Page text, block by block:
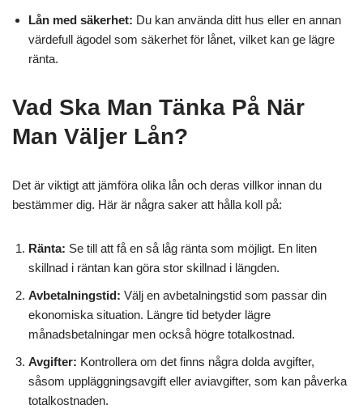
Lån med säkerhet: Du kan använda ditt hus eller en annan
värdefull ägodel som säkerhet för lånet, vilket kan ge lägre
ränta.
Vad Ska Man Tänka På När
Man Väljer Lån?
Det är viktigt att jämföra olika lån och deras villkor innan du
bestämmer dig. Här är några saker att hålla koll på:
Ränta: Se till att få en så låg ränta som möjligt. En liten
skillnad i räntan kan göra stor skillnad i längden.
Avbetalningstid: Välj en avbetalningstid som passar din
ekonomiska situation. Längre tid betyder lägre
månadsbetalningar men också högre totalkostnad.
Avgifter: Kontrollera om det finns några dolda avgifter,
såsom uppläggningsavgift eller aviavgifter, som kan påverka
totalkostnaden.